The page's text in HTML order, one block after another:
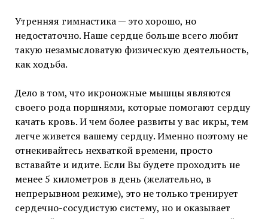
Утренняя гимнастика — это хорошо, но
недостаточно. Наше сердце больше всего любит
такую незамысловатую физическую деятельность,
как ходьба.
Дело в том, что икроножные мышцы являются
своего рода поршнями, которые помогают сердцу
качать кровь. И чем более развиты у вас икры, тем
легче живется вашему сердцу. Именно поэтому не
отнекивайтесь нехваткой времени, просто
вставайте и идите. Если Вы будете проходить не
менее 5 километров в день (желательно, в
непрерывном режиме), это не только тренирует
сердечно-сосудистую систему, но и оказывает